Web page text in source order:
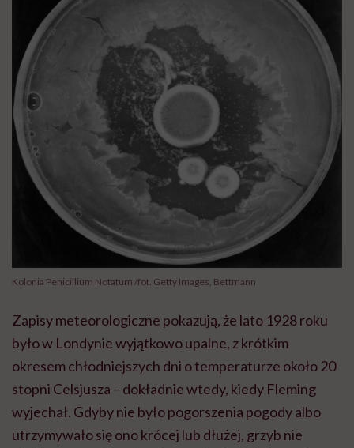
Kolonia Penicillium Notatum /fot. Getty Images, Bettmann
Zapisy meteorologiczne pokazują, że lato 1928 roku
było w Londynie wyjątkowo upalne, z krótkim
okresem chłodniejszych dni o temperaturze około 20
stopni Celsjusza – dokładnie wtedy, kiedy Fleming
wyjechał. Gdyby nie było pogorszenia pogody albo
utrzymywało się ono krócej lub dłużej, grzyb nie